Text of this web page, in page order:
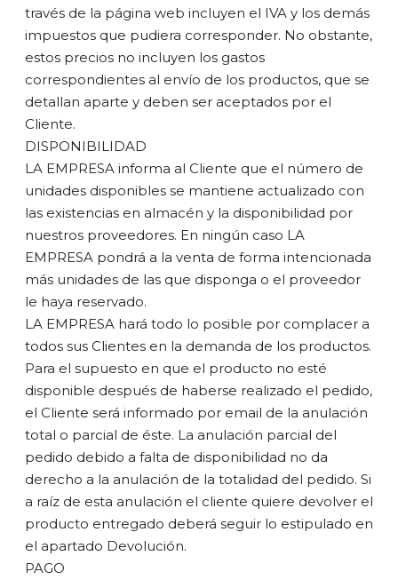
través de la página web incluyen el IVA y los demás
impuestos que pudiera corresponder. No obstante,
estos precios no incluyen los gastos
correspondientes al envío de los productos, que se
detallan aparte y deben ser aceptados por el
Cliente.
DISPONIBILIDAD
LA EMPRESA informa al Cliente que el número de
unidades disponibles se mantiene actualizado con
las existencias en almacén y la disponibilidad por
nuestros proveedores. En ningún caso LA
EMPRESA pondrá a la venta de forma intencionada
más unidades de las que disponga o el proveedor
le haya reservado.
LA EMPRESA hará todo lo posible por complacer a
todos sus Clientes en la demanda de los productos.
Para el supuesto en que el producto no esté
disponible después de haberse realizado el pedido,
el Cliente será informado por email de la anulación
total o parcial de éste. La anulación parcial del
pedido debido a falta de disponibilidad no da
derecho a la anulación de la totalidad del pedido. Si
a raíz de esta anulación el cliente quiere devolver el
producto entregado deberá seguir lo estipulado en
el apartado Devolución.
PAGO